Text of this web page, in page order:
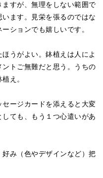
すが、無理をしない範囲で
ます。見栄を張るのではな
ションでも嬉しいです。
うがよい。鉢植えは人によ
トご無難だと思う。うちの
え。
ージカードを添えると大変
ても、もう１つ心遣いがあ
み（色やデザインなど）把